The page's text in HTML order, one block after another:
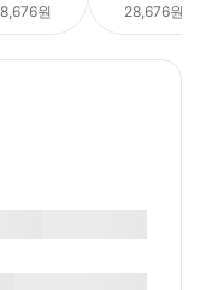
원 28,676원